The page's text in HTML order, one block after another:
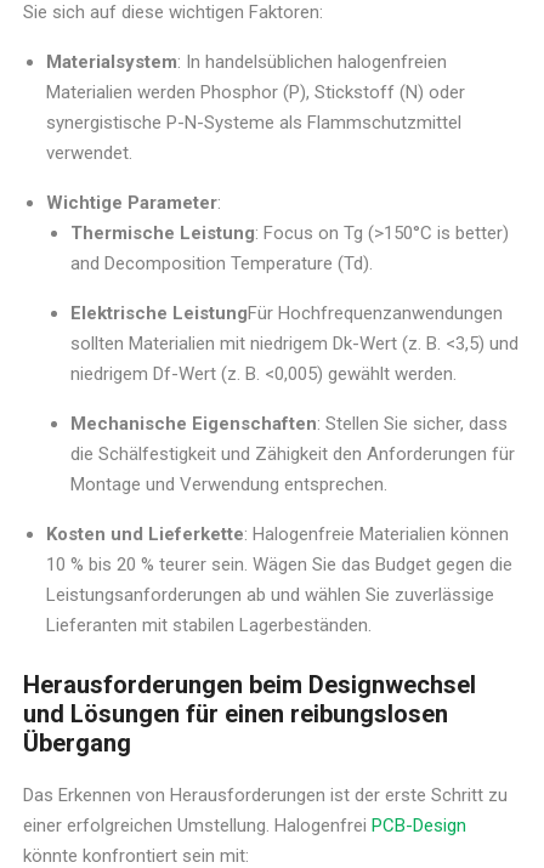
Sie sich auf diese wichtigen Faktoren:
Materialsystem: In handelsüblichen halogenfreien
Materialien werden Phosphor (P), Stickstoff (N) oder
synergistische P-N-Systeme als Flammschutzmittel
verwendet.
Wichtige Parameter:
Thermische Leistung: Focus on Tg (>150°C is better)
and Decomposition Temperature (Td).
Elektrische LeistungFür Hochfrequenzanwendungen
sollten Materialien mit niedrigem Dk-Wert (z. B. <3,5) und
niedrigem Df-Wert (z. B. <0,005) gewählt werden.
Mechanische Eigenschaften: Stellen Sie sicher, dass
die Schälfestigkeit und Zähigkeit den Anforderungen für
Montage und Verwendung entsprechen.
Kosten und Lieferkette: Halogenfreie Materialien können
10 % bis 20 % teurer sein. Wägen Sie das Budget gegen die
Leistungsanforderungen ab und wählen Sie zuverlässige
Lieferanten mit stabilen Lagerbeständen.
Herausforderungen beim Designwechsel
und Lösungen für einen reibungslosen
Übergang
Das Erkennen von Herausforderungen ist der erste Schritt zu
einer erfolgreichen Umstellung. Halogenfrei PCB-Design
könnte konfrontiert sein mit: